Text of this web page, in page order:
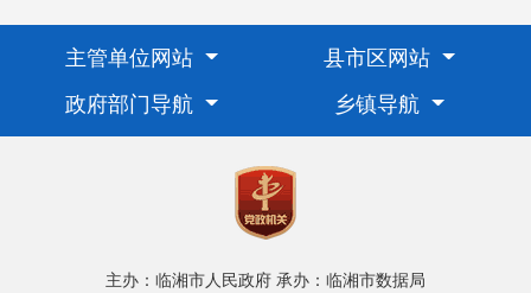
主管单位网站
县市区网站
政府部门导航
乡镇导航
主办：临湘市人民政府 承办：临湘市数据局